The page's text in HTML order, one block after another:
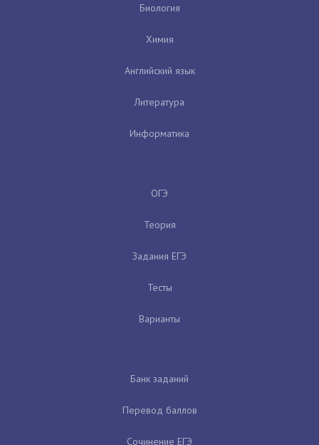
Биология
Химия
Английский язык
Литература
Информатика
ОГЭ
Теория
Задания ЕГЭ
Тесты
Варианты
Банк заданий
Перевод баллов
Сочинение ЕГЭ